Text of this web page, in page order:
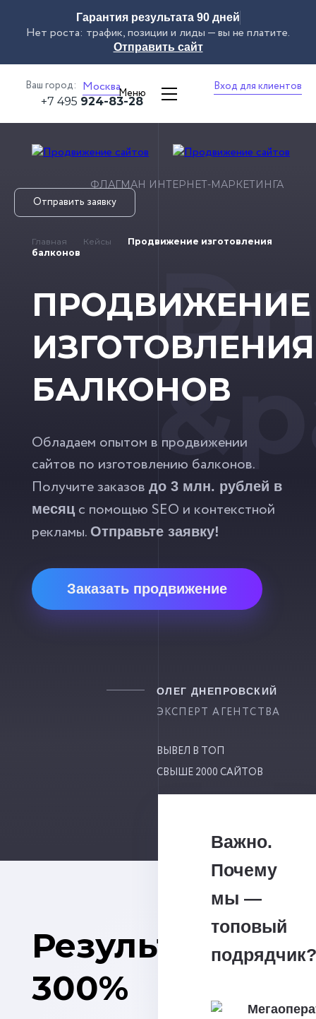
Гарантия результата 90 дней
Нет роста: трафик, позиции и лиды — вы не платите.
Отправить сайт
Ваш город: МоскваМеню
Вход для клиентов
+7 495 924-83-28
ФЛАГМАН ИНТЕРНЕТ-МАРКЕТИНГА
Отправить заявку
Главная Кейсы
Продвижение изготовления
балконов
ПРОДВИЖЕНИЕ
ИЗГОТОВЛЕНИЯ
БАЛКОНОВ
Обладаем опытом в продвижении
сайтов по изготовлению балконов.
Получите заказов до 3 млн. рублей в
месяц с помощью SEO и контекстной
рекламы. Отправьте заявку!
Заказать продвижение
ОЛЕГ ДНЕПРОВСКИЙ
ЭКСПЕРТ АГЕНТСТВА
ВЫВЕЛ В ТОП
СВЫШЕ 2000 САЙТОВ
Результат на
300%
Важно.
Почему
мы —
топовый
подрядчик?